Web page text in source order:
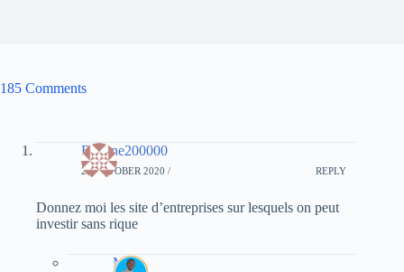
185 Comments
Eugene200000
20 OCTOBER 2020 / REPLY
Donnez moi les site d’entreprises sur lesquels on peut
investir sans rique
Mory